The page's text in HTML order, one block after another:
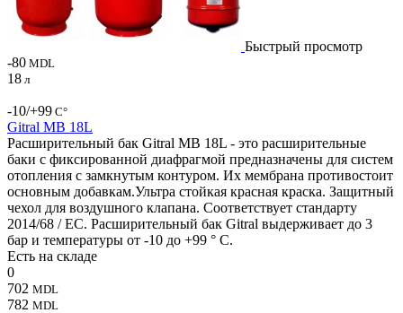
Быстрый просмотр
-80 MDL
18 л
-10/+99 С°
Gitral MB 18L
Расширительный бак Gitral MB 18L - это расширительные
баки с фиксированной диафрагмой предназначены для систем
отопления с замкнутым контуром. Их мембрана противостоит
основным добавкам.Ультра стойкая красная краска. Защитный
чехол для воздушного клапана. Соответствует стандарту
2014/68 / ЕС. Расширительный бак Gitral выдерживает до 3
бар и температуры от -10 до +99 ° C.
Есть на складе
0
702 MDL
782 MDL